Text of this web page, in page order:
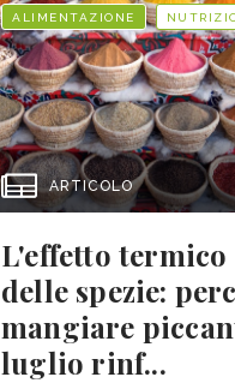
ALIMENTAZIONE
ARTICOLO
L'effetto termico
delle spezie:
mangiare
luglio rinf...